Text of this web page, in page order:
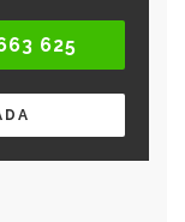
625